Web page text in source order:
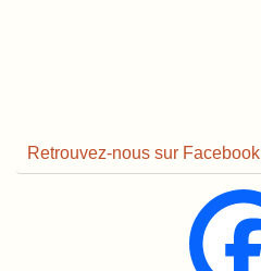
Retrouvez-nous sur Facebook